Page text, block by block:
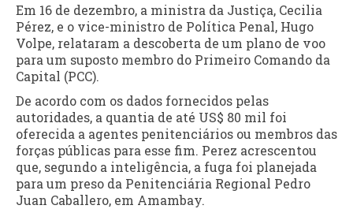
Em 16 de dezembro, a ministra da Justiça, Cecilia
Pérez, e o vice-ministro de Política Penal, Hugo
Volpe, relataram a descoberta de um plano de voo
para um suposto membro do Primeiro Comando da
Capital (PCC).
De acordo com os dados fornecidos pelas
autoridades, a quantia de até US$ 80 mil foi
oferecida a agentes penitenciários ou membros das
forças públicas para esse fim. Perez acrescentou
que, segundo a inteligência, a fuga foi planejada
para um preso da Penitenciária Regional Pedro
Juan Caballero, em Amambay.